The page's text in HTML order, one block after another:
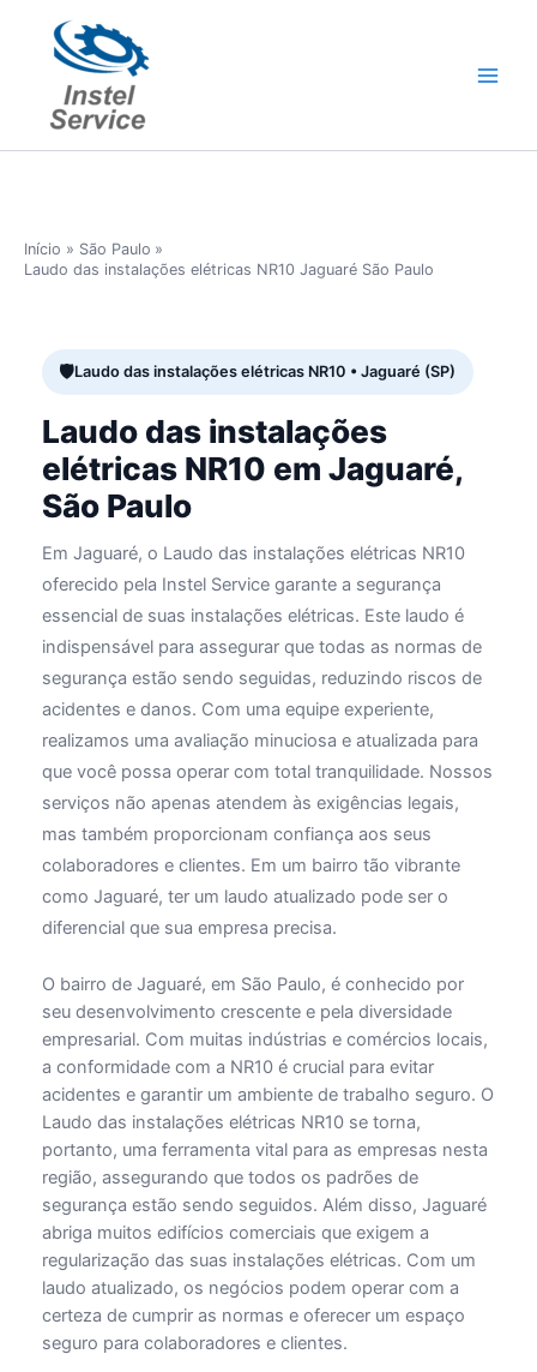
conteúdo
Início
São Paulo
Laudo das instalações elétricas NR10 Jaguaré São Paulo
Laudo das instalações elétricas NR10 • Jaguaré (SP)
Laudo das instalações
elétricas NR10 em Jaguaré,
São Paulo
Em Jaguaré, o Laudo das instalações elétricas NR10
oferecido pela Instel Service garante a segurança
essencial de suas instalações elétricas. Este laudo é
indispensável para assegurar que todas as normas de
segurança estão sendo seguidas, reduzindo riscos de
acidentes e danos. Com uma equipe experiente,
realizamos uma avaliação minuciosa e atualizada para
que você possa operar com total tranquilidade. Nossos
serviços não apenas atendem às exigências legais,
mas também proporcionam confiança aos seus
colaboradores e clientes. Em um bairro tão vibrante
como Jaguaré, ter um laudo atualizado pode ser o
diferencial que sua empresa precisa.
O bairro de Jaguaré, em São Paulo, é conhecido por
seu desenvolvimento crescente e pela diversidade
empresarial. Com muitas indústrias e comércios locais,
a conformidade com a NR10 é crucial para evitar
acidentes e garantir um ambiente de trabalho seguro. O
Laudo das instalações elétricas NR10 se torna,
portanto, uma ferramenta vital para as empresas nesta
região, assegurando que todos os padrões de
segurança estão sendo seguidos. Além disso, Jaguaré
abriga muitos edifícios comerciais que exigem a
regularização das suas instalações elétricas. Com um
laudo atualizado, os negócios podem operar com a
certeza de cumprir as normas e oferecer um espaço
seguro para colaboradores e clientes.